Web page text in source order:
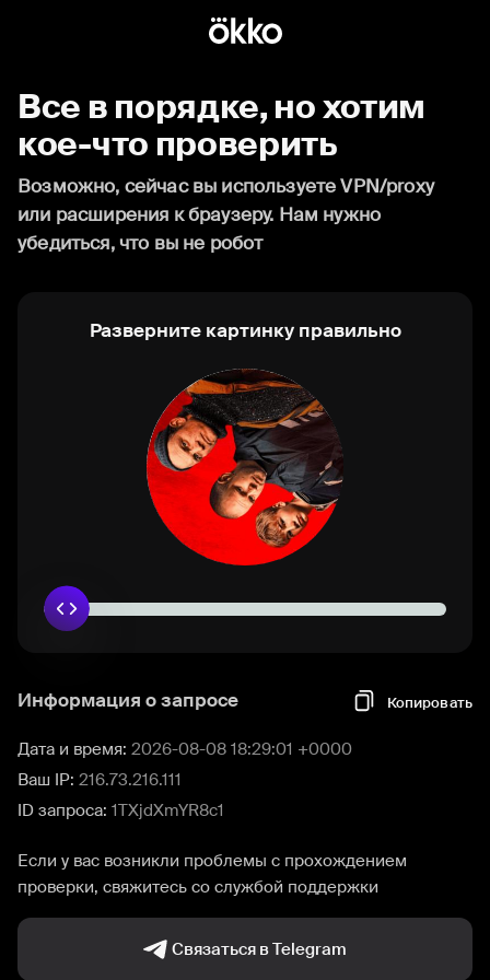
Все в порядке, но хотим
кое-что проверить
Возможно, сейчас вы используете VPN/proxy
или расширения к браузеру. Нам нужно
убедиться, что вы не робот
Разверните картинку правильно
Информация о запросе Копировать
Дата и время: 2026-08-08 18:29:01 +0000
Ваш IP: 216.73.216.111
ID запроса: 1TXjdXmYR8c1
Если у вас возникли проблемы с прохождением
проверки, свяжитесь со службой поддержки
Связаться в Telegram